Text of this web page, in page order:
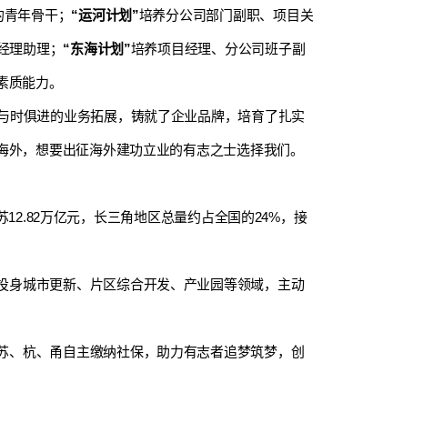
年骨干； “运河计划”培养分公司部门副职、项目关
助理； “东海计划”培养项目经理、分公司班子副
能力。
时俱进的业务拓展，铸就了企业品牌，培育了扎实
，想要出征海外建功立业的有志之士选择我们。
万亿元，长三角地区总量约占全国的24%，接
城市更新、片区综合开发、产业园等领域，主动
杭、甬自主缴纳社保，助力有志者追梦筑梦，创